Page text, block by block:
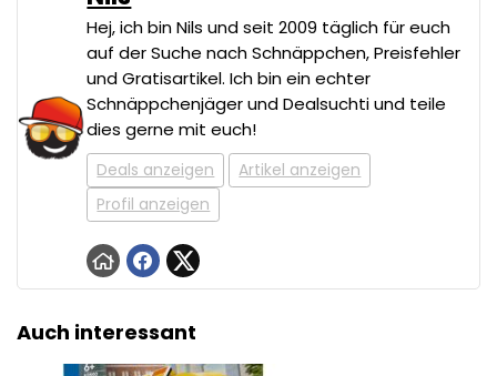
Hej, ich bin Nils und seit 2009 täglich für euch
auf der Suche nach Schnäppchen, Preisfehler
und Gratisartikel. Ich bin ein echter
Schnäppchenjäger und Dealsuchti und teile
dies gerne mit euch!
Deals anzeigen
Artikel anzeigen
Profil anzeigen
Auch interessant